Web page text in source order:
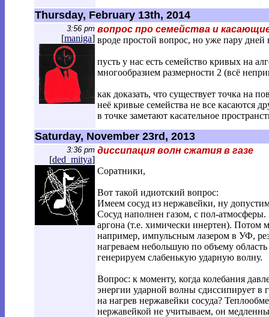
Thursday, February 13th, 2014
3:56 pm
[maniga]
вопрос про семейства и
вроде простой вопрос, но уже пару дней
пусть у нас есть семейство кривых на
многообразием размерности 2 (всё
как доказать, что существует точка на
неё кривые семейства не все касаются
в точке заметают касательное
Saturday, November 23rd, 2013
3:36 pm
[ded_mitya]
диссипация волн сжатия в газе
Соратники,
Вот такой идиотский вопрос:
Имеем сосуд из нержавейки, ну
Сосуд наполнен газом, с пол-
аргона (т.е. химически инертен). Потом
например, импульсным лазером в УФ,
нагреваем небольшую по объему
генерируем слабенькую ударную волну.
Вопрос: к моменту, когда колебания
энергии ударной волны сдиссипирует в
на нагрев нержавейки сосуда?
нержавейкой не учитываем, он